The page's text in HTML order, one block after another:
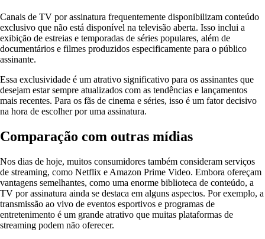
Canais de TV por assinatura frequentemente disponibilizam conteúdo
exclusivo que não está disponível na televisão aberta. Isso inclui a
exibição de estreias e temporadas de séries populares, além de
documentários e filmes produzidos especificamente para o público
assinante.
Essa exclusividade é um atrativo significativo para os assinantes que
desejam estar sempre atualizados com as tendências e lançamentos
mais recentes. Para os fãs de cinema e séries, isso é um fator decisivo
na hora de escolher por uma assinatura.
Comparação com outras mídias
Nos dias de hoje, muitos consumidores também consideram serviços
de streaming, como Netflix e Amazon Prime Video. Embora ofereçam
vantagens semelhantes, como uma enorme biblioteca de conteúdo, a
TV por assinatura ainda se destaca em alguns aspectos. Por exemplo, a
transmissão ao vivo de eventos esportivos e programas de
entretenimento é um grande atrativo que muitas plataformas de
streaming podem não oferecer.